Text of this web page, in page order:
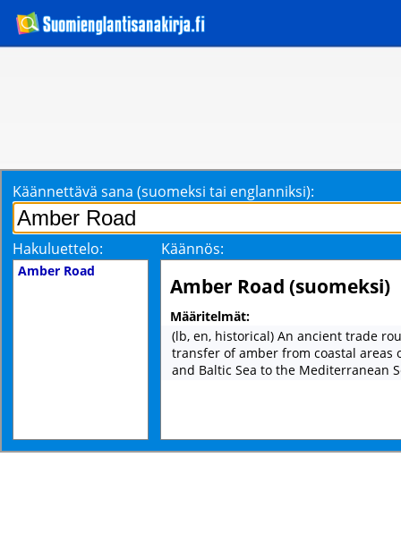
Käännettävä sana (suomeksi tai englanniksi):
Hakuluettelo: Käännös:
Amber Road
Amber Road (suomeksi)
Määritelmät:
(lb, en, historical) An ancient trade
transfer of amber from coastal areas
and Baltic Sea to the Mediterranean